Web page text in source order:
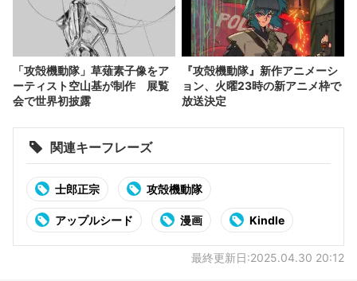
「攻殻機動隊」草薙素子像をア
ーティスト空山基が制作 展覧
会で世界初披露
『攻殻機動隊』新作アニメーシ
ョン、火曜23時の新アニメ枠で
放送決定
関連キーフレーズ
士郎正宗 攻殻機動隊
アップルシード 漫画 Kindle
最終更新日:2025.04.30 20:12